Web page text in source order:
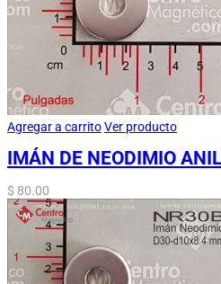
Agregar a carritoVer producto
IMÁN DE NEODIMIO
$ 80.00